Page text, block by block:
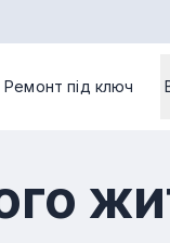
Ремонт під ключ